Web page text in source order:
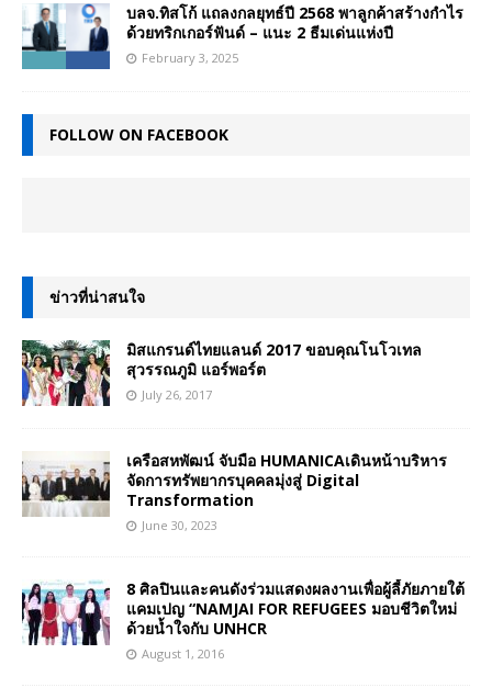
บลจ.ทิสโก้ แถลงกลยุทธ์ปี 2568 พาลูกค้าสร้างกำไร
ด้วยทริกเกอร์ฟันด์ – แนะ 2 ธีมเด่นแห่งปี
February 3, 2025
FOLLOW ON FACEBOOK
ข่าวที่น่าสนใจ
มิสแกรนด์ไทยแลนด์ 2017 ขอบคุณโนโวเทล
สุวรรณภูมิ แอร์พอร์ต
July 26, 2017
เครือสหพัฒน์ จับมือ HUMANICAเดินหน้าบริหาร
จัดการทรัพยากรบุคคลมุ่งสู่ Digital
Transformation
June 30, 2023
8 ศิลปินและคนดังร่วมแสดงผลงานเพื่อผู้ลี้ภัยภายใต้
แคมเปญ “NAMJAI FOR REFUGEES มอบชีวิตใหม่
ด้วยน้ำใจกับ UNHCR
August 1, 2016